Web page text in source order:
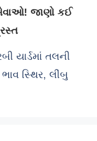
જાણો કઈ
યાર્ડમાં તલની
સ્થિર, લીંબુ